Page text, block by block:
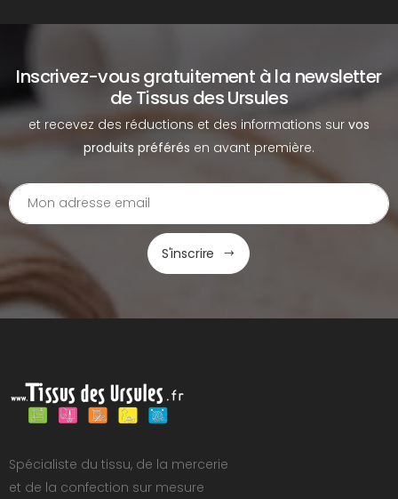
Inscrivez-vous gratuitement à la newsletter
de Tissus des Ursules
et recevez des réductions et des informations sur vos
produits préférés en avant première.
S'inscrire
Spécialiste du tissu, de la mercerie
et de la confection sur mesure